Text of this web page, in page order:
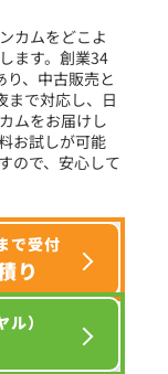
カムをどこよ
ます。創業34
、中古販売と
まで対応し、日
ムをお届けし
お試しが可能
ので、安心して
で受付
り
）